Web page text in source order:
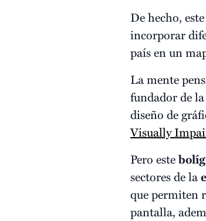
De hecho, este
incorporar
país en un
La mente
fundador de
diseño de
Visually
Pero este
sectores de la
que permiten
pantalla,